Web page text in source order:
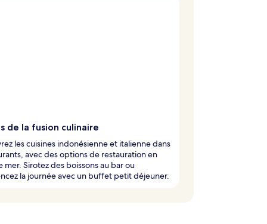
de la fusion culinaire
les cuisines indonésienne et italienne dans
avec des options de restauration en
mer. Sirotez des boissons au bar ou
la journée avec un buffet petit déjeuner.